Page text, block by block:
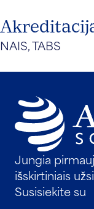
NAIS, TABS
Jungia
išskirtiniais
Susisiekite su